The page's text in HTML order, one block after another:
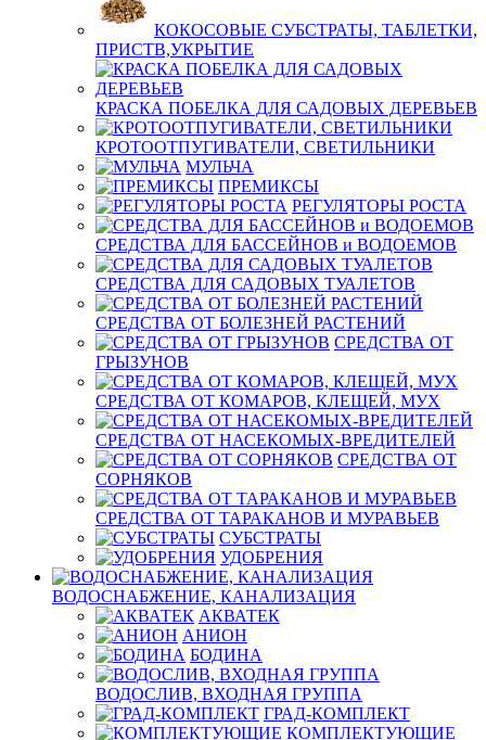
КОКОСОВЫЕ СУБСТРАТЫ, ТАБЛЕТКИ,
ПРИСТВ,УКРЫТИЕ
КРАСКА ПОБЕЛКА ДЛЯ САДОВЫХ ДЕРЕВЬЕВ
КРОТООТПУГИВАТЕЛИ, СВЕТИЛЬНИКИ
МУЛЬЧА
ПРЕМИКСЫ
РЕГУЛЯТОРЫ РОСТА
СРЕДСТВА ДЛЯ БАССЕЙНОВ и ВОДОЕМОВ
СРЕДСТВА ДЛЯ САДОВЫХ ТУАЛЕТОВ
СРЕДСТВА ОТ БОЛЕЗНЕЙ РАСТЕНИЙ
СРЕДСТВА ОТ
ГРЫЗУНОВ
СРЕДСТВА ОТ КОМАРОВ, КЛЕЩЕЙ, МУХ
СРЕДСТВА ОТ НАСЕКОМЫХ-ВРЕДИТЕЛЕЙ
СРЕДСТВА ОТ
СОРНЯКОВ
СРЕДСТВА ОТ ТАРАКАНОВ И МУРАВЬЕВ
СУБСТРАТЫ
УДОБРЕНИЯ
ВОДОСНАБЖЕНИЕ, КАНАЛИЗАЦИЯ
АКВАТЕК
АНИОН
БОДИНА
ВОДОСЛИВ, ВХОДНАЯ ГРУППА
ГРАД-КОМПЛЕКТ
КОМПЛЕКТУЮЩИЕ